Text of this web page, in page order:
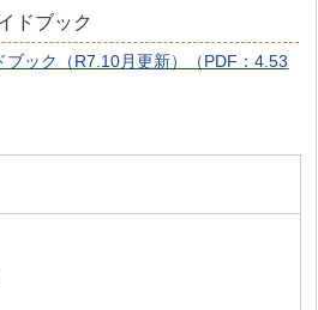
ドブック
ブック（R7.10月更新）（PDF：4.53